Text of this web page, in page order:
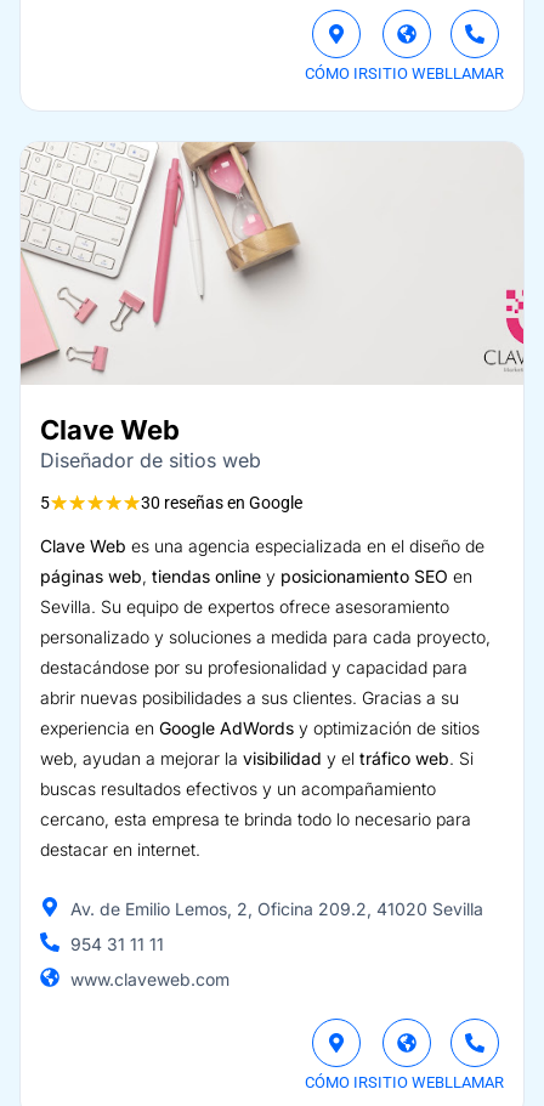
CÓMO IRSITIO WEBLLAMAR
Clave Web
Diseñador de sitios web
5★★★★★30 reseñas en Google
Clave Web es una agencia especializada en el diseño de
páginas web, tiendas online y posicionamiento SEO en
Sevilla. Su equipo de expertos ofrece asesoramiento
personalizado y soluciones a medida para cada proyecto,
destacándose por su profesionalidad y capacidad para
abrir nuevas posibilidades a sus clientes. Gracias a su
experiencia en Google AdWords y optimización de sitios
web, ayudan a mejorar la visibilidad y el tráfico web. Si
buscas resultados efectivos y un acompañamiento
cercano, esta empresa te brinda todo lo necesario para
destacar en internet.
Av. de Emilio Lemos, 2, Oficina 209.2, 41020 Sevilla
954 31 11 11
www.claveweb.com
CÓMO IRSITIO WEBLLAMAR